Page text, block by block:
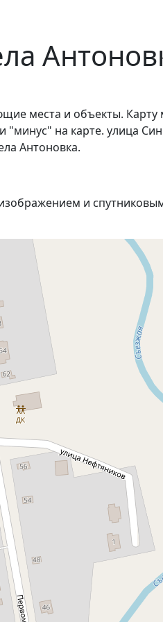
места и объекты.
на карте. улица
Антоновка.
и